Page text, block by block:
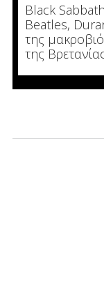
Black
Beatles,
της
της